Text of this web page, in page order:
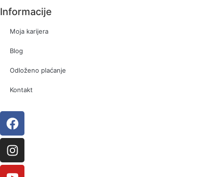
Informacije
Moja karijera
Blog
Odloženo plaćanje
Kontakt